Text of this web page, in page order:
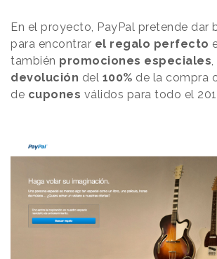
En el proyecto, PayPal pretende dar
para encontrar el regalo perfecto
también promociones especiales
devolución del 100% de la compra
de cupones válidos para todo el